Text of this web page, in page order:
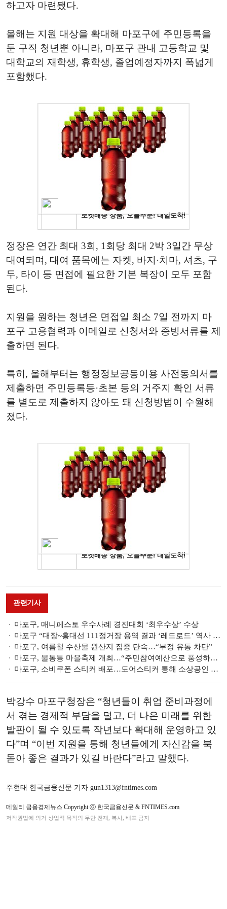
하고자 마련됐다.
올해는 지원 대상을 확대해 마포구에 주민등록을
둔 구직 청년뿐 아니라, 마포구 관내 고등학교 및
대학교의 재학생, 휴학생, 졸업예정자까지 폭넓게
포함했다.
정장은 연간 최대 3회, 1회당 최대 2박 3일간 무상
대여되며, 대여 품목에는 자켓, 바지·치마, 셔츠, 구
두, 타이 등 면접에 필요한 기본 복장이 모두 포함
된다.
지원을 원하는 청년은 면접일 최소 7일 전까지 마
포구 고용협력과 이메일로 신청서와 증빙서류를 제
출하면 된다.
특히, 올해부터는 행정정보공동이용 사전동의서를
제출하면 주민등록등·초본 등의 거주지 확인 서류
를 별도로 제출하지 않아도 돼 신청방법이 수월해
졌다.
관련기사
마포구, 매니페스토 우수사례 경진대회 ‘최우수상’ 수상
마포구 “대장~홍대선 111정거장 용역 결과 ‘레드로드’ 역사 위치 부적절”
마포구, 여름철 수산물 원산지 집중 단속…“부정 유통 차단”
마포구, 물통통 마을축제 개최…“주민참여예산으로 풍성하게 준비”
마포구, 소비쿠폰 스티커 배포…도어스티커 통해 소상공인 매출 효과
박강수 마포구청장은 “청년들이 취업 준비과정에
서 겪는 경제적 부담을 덜고, 더 나은 미래를 위한
발판이 될 수 있도록 작년보다 확대해 운영하고 있
다”며 “이번 지원을 통해 청년들에게 자신감을 북
돋아 좋은 결과가 있길 바란다”라고 말했다.
주현태 한국금융신문 기자 gun1313@fntimes.com
데일리 금융경제뉴스 Copyright ⓒ 한국금융신문 & FNTIMES.com
저작권법에 의거 상업적 목적의 무단 전재, 복사, 배포 금지